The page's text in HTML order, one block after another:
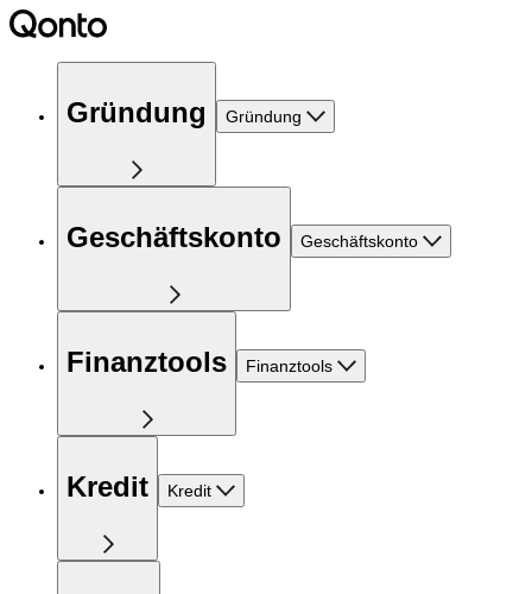
Gründung Gründung
Geschäftskonto Geschäftskonto
Finanztools Finanztools
Kredit Kredit